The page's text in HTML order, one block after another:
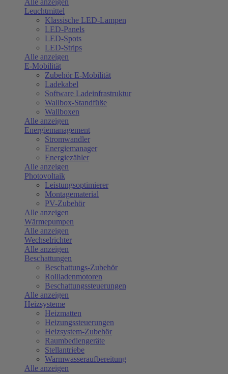
Alle anzeigen
Leuchtmittel
Klassische LED-Lampen
LED-Panels
LED-Spots
LED-Strips
Alle anzeigen
E-Mobilität
Zubehör E-Mobilität
Ladekabel
Software Ladeinfrastruktur
Wallbox-Standfüße
Wallboxen
Alle anzeigen
Energiemanagement
Stromwandler
Energiemanager
Energiezähler
Alle anzeigen
Photovoltaik
Leistungsoptimierer
Montagematerial
PV-Zubehör
Alle anzeigen
Wärmepumpen
Alle anzeigen
Wechselrichter
Alle anzeigen
Beschattungen
Beschattungs-Zubehör
Rollladenmotoren
Beschattungssteuerungen
Alle anzeigen
Heizsysteme
Heizmatten
Heizungssteuerungen
Heizsystem-Zubehör
Raumbediengeräte
Stellantriebe
Warmwasseraufbereitung
Alle anzeigen